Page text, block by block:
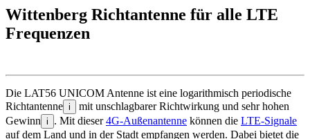
Wittenberg Richtantenne für alle LTE
Frequenzen
Die LAT56 UNICOM Antenne ist eine logarithmisch periodische
Richtantenne i
mit unschlagbarer Richtwirkung und sehr hohen
Gewinn i . Mit dieser4G-Außenantenne können die LTE-Signale
auf dem Land und in der Stadt empfangen werden. Dabei bietet die